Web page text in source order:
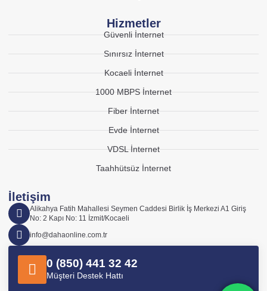
Hizmetler
Güvenli İnternet
Sınırsız İnternet
Kocaeli İnternet
1000 MBPS İnternet
Fiber İnternet
Evde İnternet
VDSL İnternet
Taahhütsüz İnternet
İletişim
Alikahya Fatih Mahallesi Seymen Caddesi Birlik İş Merkezi A1 Giriş
No: 2 Kapı No: 11 İzmit/Kocaeli
info@dahaonline.com.tr
0 (850) 441 32 42
Müşteri Destek Hattı